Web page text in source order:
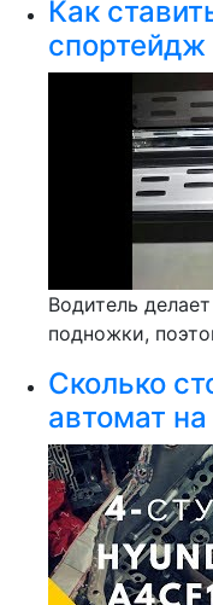
Как
спортейдж
Водитель
подножки,
Сколько
автомат